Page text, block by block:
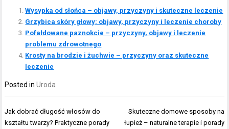
Wysypka od słońca – objawy, przyczyny i skuteczne leczenie
Grzybica skóry głowy: objawy, przyczyny i leczenie choroby
Pofałdowane paznokcie – przyczyny, objawy i leczenie
problemu zdrowotnego
Krosty na brodzie i żuchwie – przyczyny oraz skuteczne
leczenie
Posted inUroda
Nawigacja
wpisu
Jak dobrać długość włosów do
kształtu twarzy? Praktyczne porady
Skuteczne domowe sposoby na
łupież – naturalne terapie i porady